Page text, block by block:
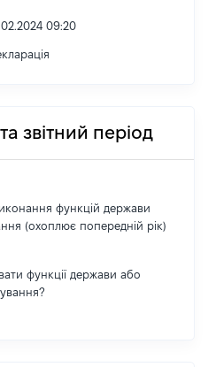
09:20
звітний період
функцій держави
(охоплює попередній рік)
функції держави або